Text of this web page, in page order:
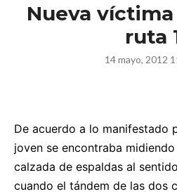
Nueva
ruta
14 mayo, 2012
De acuerdo a lo manifestado
joven se encontraba
calzada de espaldas al
cuando el tándem de las dos